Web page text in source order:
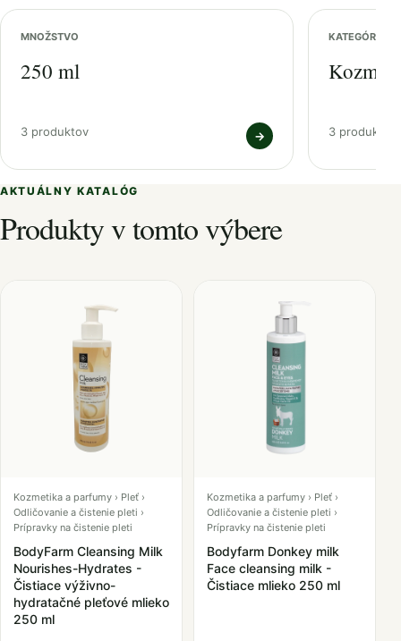
MNOŽSTVO
250 ml
3 produktov →
KATEGÓRIA
3 produktov
AKTUÁLNY KATALÓG
Produkty v tomto výbere
Kozmetika a parfumy › Pleť ›
Odličovanie a čistenie pleti ›
Prípravky na čistenie pleti
BodyFarm Cleansing Milk
Nourishes-Hydrates -
Čistiace výživno-
hydratačné pleťové mlieko
250 ml
Kozmetika a parfumy › Pleť ›
Odličovanie a čistenie pleti ›
Prípravky na čistenie pleti
Bodyfarm Donkey milk
Face cleansing milk -
Čistiace mlieko 250 ml